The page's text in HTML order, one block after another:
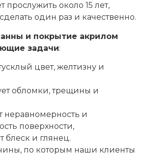
прослужить около 15 лет,
один раз и качественно.
и покрытие акрилом
задачи:
цвет, желтизну и
обломки, трещины и
неравномерность и
поверхности,
блеск и глянец.
по которым наши клиенты